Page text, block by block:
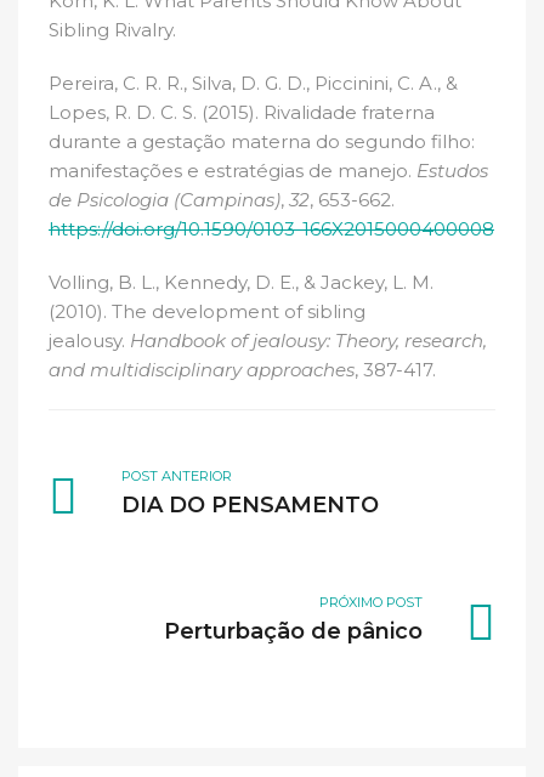
Sibling Rivalry.
Pereira, C. R. R., Silva, D. G. D., Piccinini, C. A., &
Lopes, R. D. C. S. (2015). Rivalidade fraterna
durante a gestação materna do segundo filho:
manifestações e estratégias de manejo. Estudos
de Psicologia (Campinas), 32, 653-662.
https://doi.org/10.1590/0103-166X2015000400008
Volling, B. L., Kennedy, D. E., & Jackey, L. M.
(2010). The development of sibling
jealousy. Handbook of jealousy: Theory, research,
and multidisciplinary approaches, 387-417.
POST ANTERIOR
DIA DO PENSAMENTO
PRÓXIMO POST
Perturbação de pânico